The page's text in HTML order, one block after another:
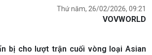
Thứ năm, 26/02/2026, 09:21
VOVWORLD
bị cho lượt trận cuối vòng loại Asian